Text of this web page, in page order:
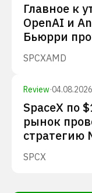
Главное к
OpenAI и
Бьюрри
SPCXAMD
Review·
SpaceX по
рынок
стратегию
SPCX